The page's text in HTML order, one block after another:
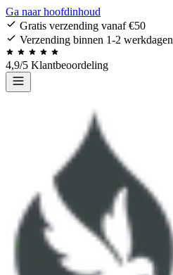
Ga naar hoofdinhoud
Gratis verzending vanaf €50
Verzending binnen 1-2 werkdagen
4,9/5 Klantbeoordeling